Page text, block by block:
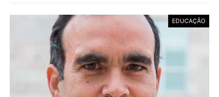
EDUCAÇÃO